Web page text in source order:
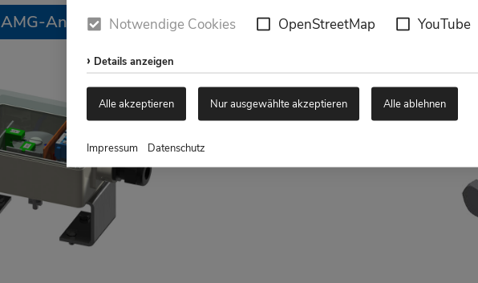
Notwendige Cookies OpenStreetMap YouTube
Details anzeigen
Alle akzeptieren Nur ausgewählte akzeptieren Alle ablehnen
Impressum Datenschutz
AMG-Antriebe